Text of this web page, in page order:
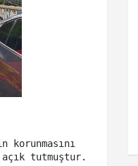
tutmuştur.